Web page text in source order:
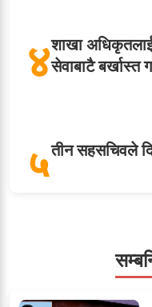
४शाखा
सेवाबाटै बर्खास्त
५तीन सहसचिवले
ओएनएमका
ध्यानाकर्षण